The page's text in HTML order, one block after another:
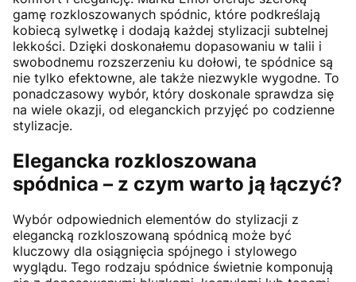
gamę rozkloszowanych spódnic, które podkreślają
kobiecą sylwetkę i dodają każdej stylizacji subtelnej
lekkości. Dzięki doskonałemu dopasowaniu w talii i
swobodnemu rozszerzeniu ku dołowi, te spódnice są
nie tylko efektowne, ale także niezwykle wygodne. To
ponadczasowy wybór, który doskonale sprawdza się
na wiele okazji, od eleganckich przyjęć po codzienne
stylizacje.
Elegancka rozkloszowana
spódnica – z czym warto ją łączyć?
Wybór odpowiednich elementów do stylizacji z
elegancką rozkloszowaną spódnicą może być
kluczowy dla osiągnięcia spójnego i stylowego
wyglądu. Tego rodzaju spódnice świetnie komponują